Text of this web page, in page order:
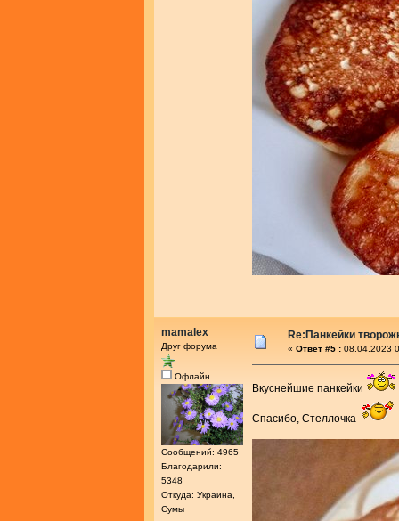
mamalex
Друг форума
Офлайн
Сообщений: 4965
Благодарили:
5348
Откуда: Украина,
Сумы
Re:Панкейки
« Ответ #5 : 08.04.2023
Вкуснейшие панкейки
Спасибо, Стеллочка